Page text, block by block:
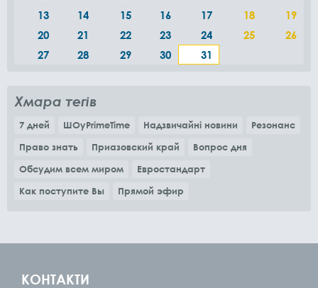
13
14 15 16 17 18
19
20
21 22 23 24 25
26
27
28 29 30 31
Хмара тегів
7 дней ШОуPrimeTime Надзвичайні новини
Резонанс
Право знать
Приазовский край
Вопрос дня
Обсудим всем миром
Евростандарт
Как поступите Вы
Прямой эфир
КОНТАКТИ